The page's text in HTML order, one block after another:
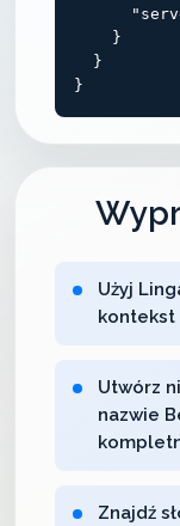
    }
  }
}
Użyj
kontekst
Utwórz
nazwie
Znajdź